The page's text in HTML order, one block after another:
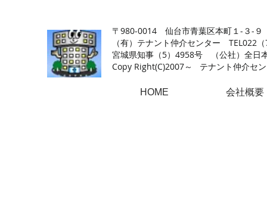
〒980-0014 仙台市青葉区本町１-３-９
（有）テナント仲介センター TEL022
宮城県知事（5）4958号 （公社）全日
Copy Right(C)2007～ テナント仲介セ
HOME 会社概要